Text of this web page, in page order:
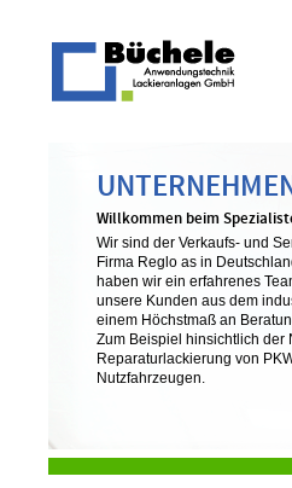
Willkommen beim
Wir sind der Verkaufs- und
Firma Reglo as in
haben wir ein erfahrenes
unsere Kunden aus dem
einem Höchstmaß an
Zum Beispiel hinsichtlich der
Reparaturlackierung von
Nutzfahrzeugen.